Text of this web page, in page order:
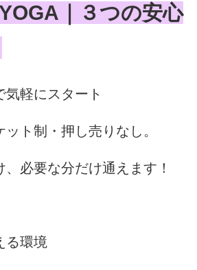
｜３つの安心
軽にスタート
ト制・押し売りなし。
必要な分だけ通えます！
る環境